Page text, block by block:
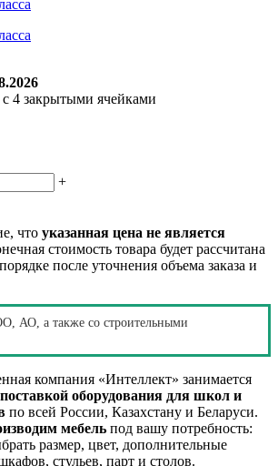
4 закрытыми ячейками
+
что указанная цена не является
стоимость товара будет рассчитана
после уточнения объема заказа и
АО, а также со строительными
компания «Интеллект» занимается
поставкой оборудования для школ и
по всей России, Казахстану и Беларуси.
мебель под вашу потребность:
размер, цвет, дополнительные
стульев, парт и столов.